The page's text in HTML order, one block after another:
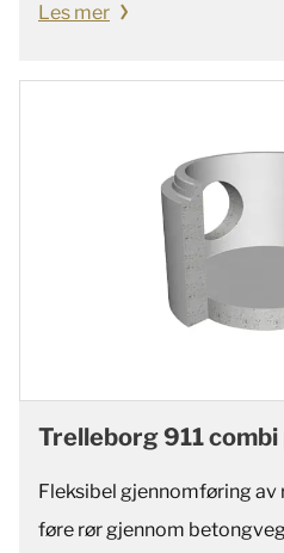
Les mer
Trelleborg 911
Fleksibel gjennomføring av
føre rør gjennom